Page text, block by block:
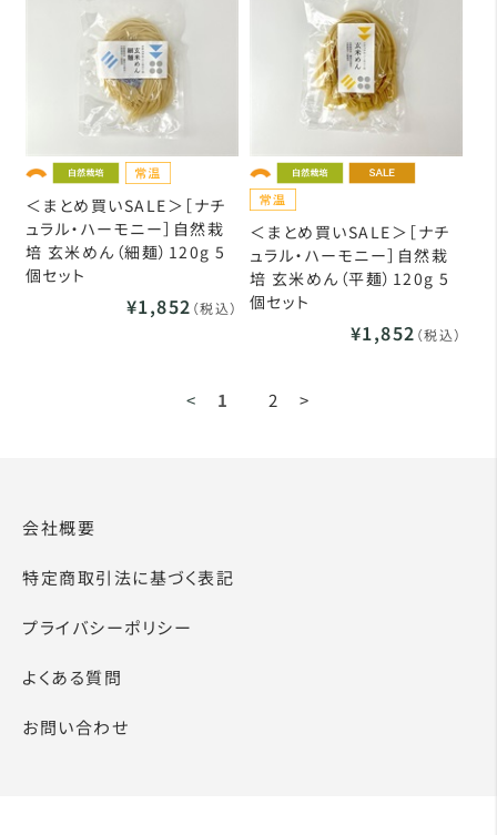
＜まとめ買いSALE＞［ナチ
ュラル・ハーモニー］自然栽
培 玄米めん（細麺）120g 5
個セット
¥1,852 （税込）
＜まとめ買いSALE＞［ナチ
ュラル・ハーモニー］自然栽
培 玄米めん（平麺）120g 5
個セット
¥1,852 （税込）
< 1 2 >
会社概要
特定商取引法に基づく表記
プライバシーポリシー
よくある質問
お問い合わせ